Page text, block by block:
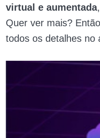
virtual e aumentada
Quer ver mais?
todos os detalhes no